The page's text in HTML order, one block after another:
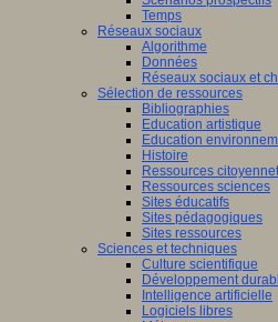
Temps
Réseaux sociaux
Algorithme
Données
Réseaux sociaux et
Sélection de ressources
Bibliographies
Education artistique
Education
Histoire
Ressources
Ressources sciences
Sites éducatifs
Sites pédagogiques
Sites ressources
Sciences et techniques
Culture scientifique
Développement
Intelligence artificielle
Logiciels libres